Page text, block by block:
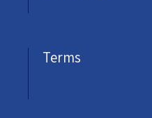
Terms